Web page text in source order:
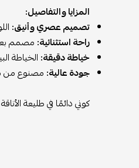
المزايا والتفاصيل:
تصميم عصري وأنيق:
راحة استثنائية: مصمم
خياطة دقيقة: الخياطة
جودة عالية: مصنوع من
كوني دائمًا في طليعة